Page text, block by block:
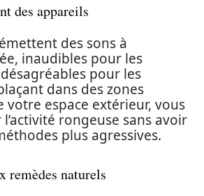
des appareils
des sons à
inaudibles pour les
pour les
dans des zones
votre espace extérieur, vous
rongeuse sans avoir
plus agressives.
remèdes naturels